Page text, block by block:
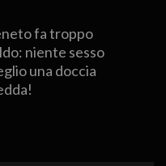
fa troppo
niente sesso
una doccia